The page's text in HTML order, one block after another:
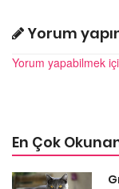
Yorum
Yorum yapabilmek
En Çok